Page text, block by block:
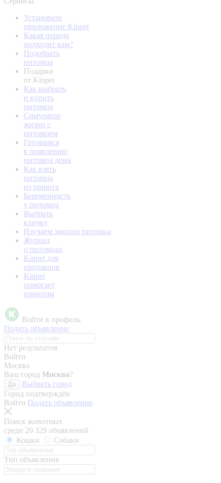
Установите
приложение Kinpet
Какая порода
подходит вам?
Подобрать
питомца
Подарки
от Kinpet
Как выбрать
и купить
питомца
Симулятор
жизни с
питомцем
Готовимся
к появлению
питомца дома
Как взять
питомца
из приюта
Беременность
у питомца
Выбрать
кличку
Изучаем эмоции питомца
Журнал
о питомцах
Kinpet для
продавцов
Kinpet
помогает
приютам
Войти в профиль
Подать объявление
Нет результатов
Войти
Москва
Ваш город Москва?
Да
Выбрать город
Город подтверждён
Войти Подать объявление
Поиск животных
среди 20 329 объявлений
Кошки
Собаки
Тип объявления